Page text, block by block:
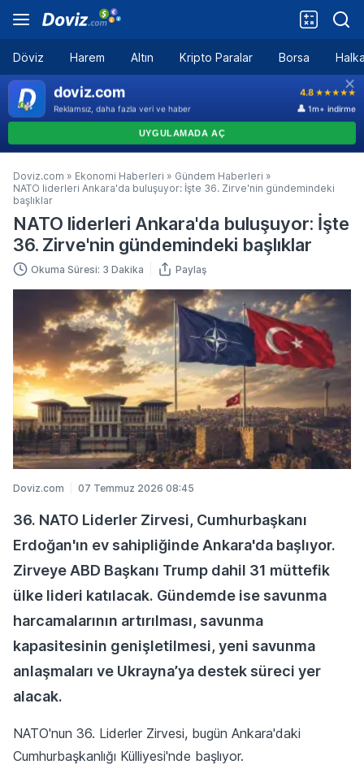
Döviz Harem Altın Kripto Paralar Borsa
Doviz.com » Ekonomi Haberleri » Gündem Haberleri »
NATO liderleri Ankara'da buluşuyor: İşte 36. Zirve'nin gündemindeki
başlıklar
NATO liderleri Ankara'da buluşuyor: İşte
36. Zirve'nin gündemindeki başlıklar
Okuma Süresi: 3 Dakika Paylaş
Doviz.com 07 Temmuz 2026 08:45
36. NATO Liderler Zirvesi, Cumhurbaşkanı
Erdoğan'ın ev sahipliğinde Ankara'da başlıyor.
Zirveye ABD Başkanı Trump dahil 31 müttefik
ülke lideri katılacak. Gündemde ise savunma
harcamalarının artırılması, savunma
kapasitesinin genişletilmesi, yeni savunma
anlaşmaları ve Ukrayna’ya destek süreci yer
alacak.
NATO'nun 36. Liderler Zirvesi, bugün Ankara'daki
Cumhurbaşkanlığı Külliyesi'nde başlıyor.